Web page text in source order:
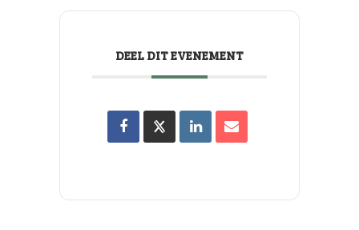
DEEL DIT EVENEMENT